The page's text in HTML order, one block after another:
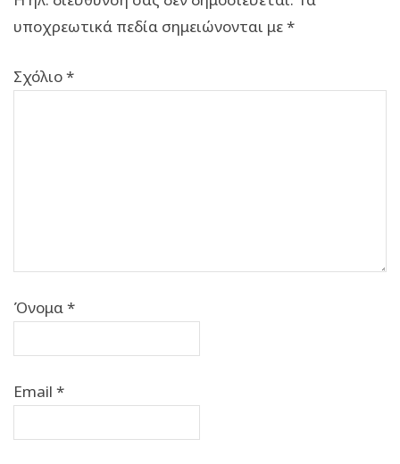
υποχρεωτικά πεδία σημειώνονται με*
Σχόλιο*
Όνομα*
Email *